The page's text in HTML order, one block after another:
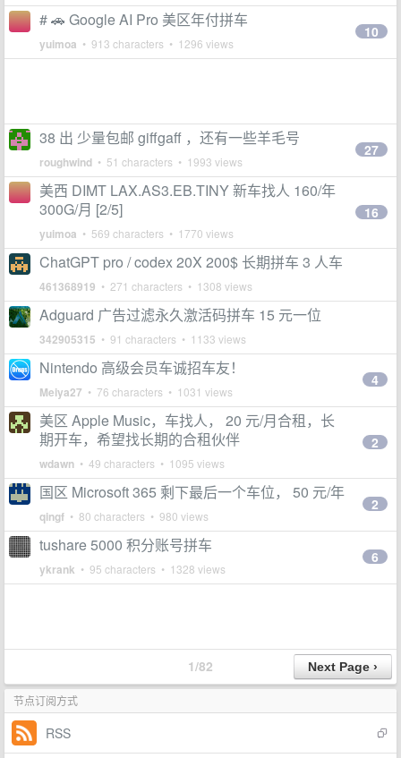
# 🚗 Google AI Pro 美区年付拼车
yuimoa • 913 characters • 1296 views
10
38 出 少量包邮 giffgaff ，还有一些羊毛号
roughwind • 51 characters • 1993 views
27
美西 DIMT LAX.AS3.EB.TINY 新车找人 160/年
300G/月 [2/5]
yuimoa • 569 characters • 1770 views
16
ChatGPT pro / codex 20X 200$ 长期拼车 3 人车
461368919 • 271 characters • 1308 views
Adguard 广告过滤永久激活码拼车 15 元一位
342905315 • 91 characters • 1133 views
Nintendo 高级会员车诚招车友！
Meiya27 • 76 characters • 1031 views
4
美区 Apple Music，车找人， 20 元/月合租，长
期开车，希望找长期的合租伙伴
wdawn • 49 characters • 1095 views
2
国区 Microsoft 365 剩下最后一个车位， 50 元/年
qingf • 80 characters • 980 views
2
tushare 5000 积分账号拼车
ykrank • 95 characters • 1328 views
6
1/82
节点订阅方式
RSS